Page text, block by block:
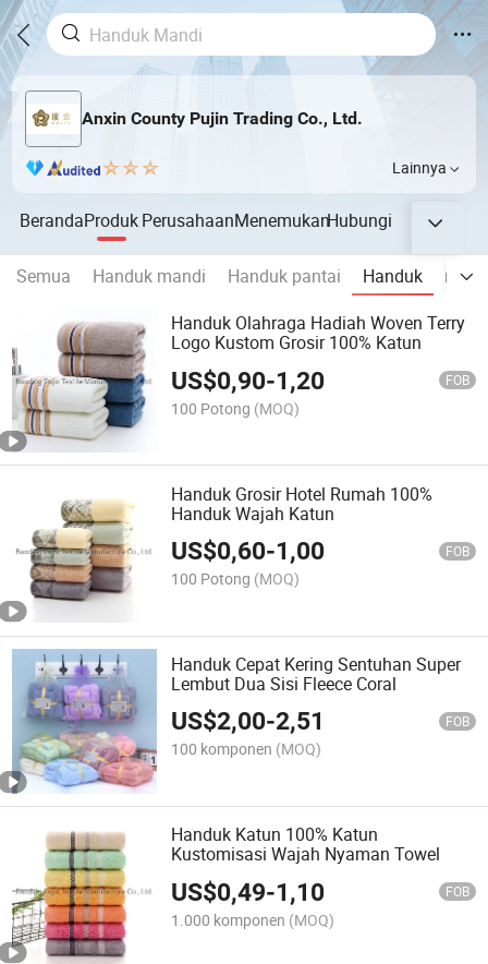
Anxin County Pujin Trading Co., Ltd.
Lainnya
BerandaProdukPerusahaanMenemukanHubungi
Semua Handuk mandi Handuk pantai Handuk
Handuk Olahraga Hadiah Woven Terry
Logo Kustom Grosir 100% Katun
US$0,90-1,20 FOB
100 Potong (MOQ)
Handuk Grosir Hotel Rumah 100%
Handuk Wajah Katun
US$0,60-1,00 FOB
100 Potong (MOQ)
Handuk Cepat Kering Sentuhan Super
Lembut Dua Sisi Fleece Coral
US$2,00-2,51 FOB
100 komponen (MOQ)
Handuk Katun 100% Katun
Kustomisasi Wajah Nyaman Towel
US$0,49-1,10 FOB
1.000 komponen (MOQ)